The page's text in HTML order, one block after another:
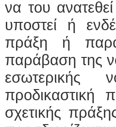
να του
υποστεί ή
πράξη ή
παράβαση της
εσωτερικής
σχετικής